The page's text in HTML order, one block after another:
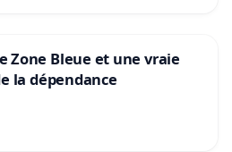
Zone Bleue et une vraie
la dépendance